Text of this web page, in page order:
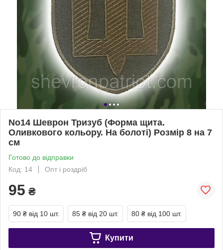
No14 Шеврон Тризуб (Форма щита.
Оливкового кольору. На болоті) Розмір 8 на 7
см
Готово до відправки
Код: 14
Опт і роздріб
95 ₴
90 ₴ від 10 шт. 85 ₴ від 20 шт. 80 ₴ від 100 шт.
Купити